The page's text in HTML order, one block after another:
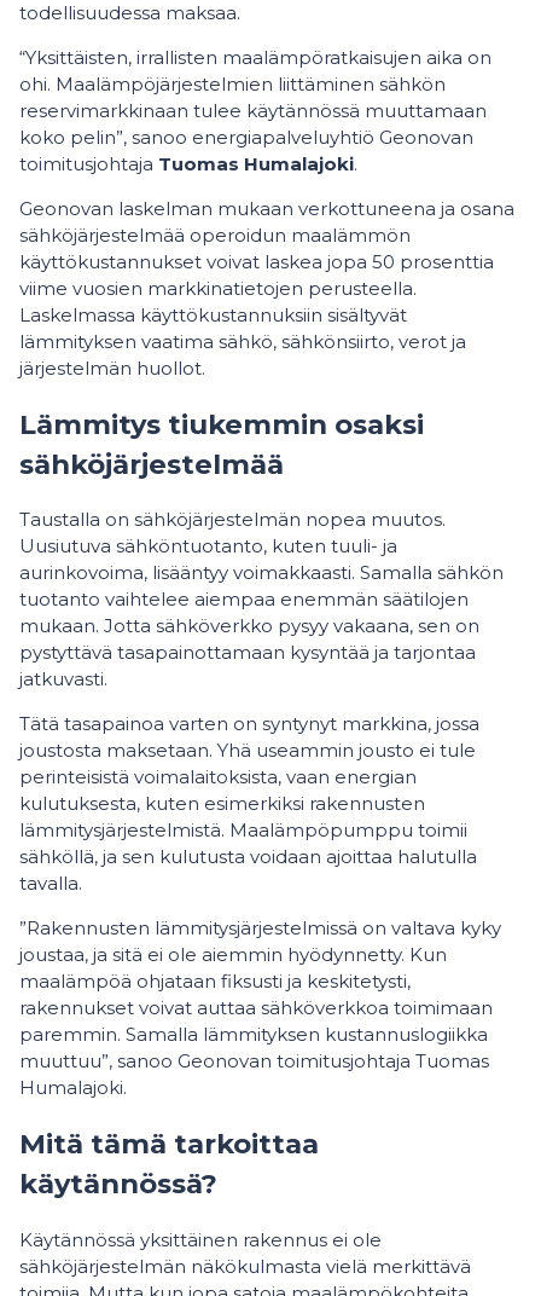
todellisuudessa maksaa.
“Yksittäisten, irrallisten maalämpöratkaisujen aika on
ohi. Maalämpöjärjestelmien liittäminen sähkön
reservimarkkinaan tulee käytännössä muuttamaan
koko pelin”, sanoo energiapalveluyhtiö Geonovan
toimitusjohtaja Tuomas Humalajoki.
Geonovan laskelman mukaan verkottuneena ja osana
sähköjärjestelmää operoidun maalämmön
käyttökustannukset voivat laskea jopa 50 prosenttia
viime vuosien markkinatietojen perusteella.
Laskelmassa käyttökustannuksiin sisältyvät
lämmityksen vaatima sähkö, sähkönsiirto, verot ja
järjestelmän huollot.
Lämmitys tiukemmin osaksi
sähköjärjestelmää
Taustalla on sähköjärjestelmän nopea muutos.
Uusiutuva sähköntuotanto, kuten tuuli- ja
aurinkovoima, lisääntyy voimakkaasti. Samalla sähkön
tuotanto vaihtelee aiempaa enemmän säätilojen
mukaan. Jotta sähköverkko pysyy vakaana, sen on
pystyttävä tasapainottamaan kysyntää ja tarjontaa
jatkuvasti.
Tätä tasapainoa varten on syntynyt markkina, jossa
joustosta maksetaan. Yhä useammin jousto ei tule
perinteisistä voimalaitoksista, vaan energian
kulutuksesta, kuten esimerkiksi rakennusten
lämmitysjärjestelmistä. Maalämpöpumppu toimii
sähköllä, ja sen kulutusta voidaan ajoittaa halutulla
tavalla.
”Rakennusten lämmitysjärjestelmissä on valtava kyky
joustaa, ja sitä ei ole aiemmin hyödynnetty. Kun
maalämpöä ohjataan fiksusti ja keskitetysti,
rakennukset voivat auttaa sähköverkkoa toimimaan
paremmin. Samalla lämmityksen kustannuslogiikka
muuttuu”, sanoo Geonovan toimitusjohtaja Tuomas
Humalajoki.
Mitä tämä tarkoittaa
käytännössä?
Käytännössä yksittäinen rakennus ei ole
sähköjärjestelmän näkökulmasta vielä merkittävä